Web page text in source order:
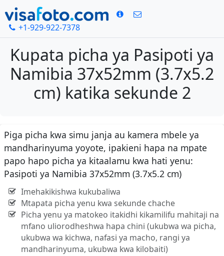
+1-929-922-7378
Kupata picha ya Pasipoti ya
Namibia 37x52mm (3.7x5.2
cm) katika sekunde 2
Piga picha kwa simu janja au kamera mbele ya
mandharinyuma yoyote, ipakieni hapa na mpate
papo hapo picha ya kitaalamu kwa hati yenu:
Pasipoti ya Namibia 37x52mm (3.7x5.2 cm)
Imehakikishwa kukubaliwa
Mtapata picha yenu kwa sekunde chache
Picha yenu ya matokeo itakidhi kikamilifu mahitaji na
mfano uliorodheshwa hapa chini (ukubwa wa picha,
ukubwa wa kichwa, nafasi ya macho, rangi ya
mandharinyuma, ukubwa kwa kilobaiti)